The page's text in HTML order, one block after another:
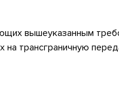
вышеуказанным
трансграничную